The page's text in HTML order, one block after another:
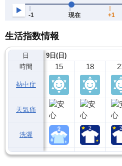
生活指数情報
日
時間
熱中症
天気痛
洗濯
9日(日)
15 18